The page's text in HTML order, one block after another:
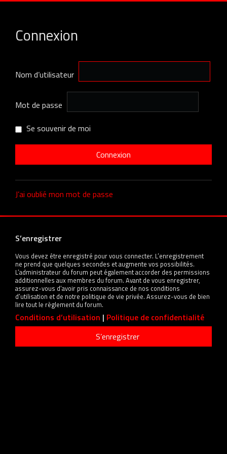
Connexion
Nom d’utilisateur
Mot de passe
Se souvenir de moi
J’ai oublié mon mot de passe
S’enregistrer
Vous devez être enregistré pour vous connecter. L’enregistrement
ne prend que quelques secondes et augmente vos possibilités.
L’administrateur du forum peut également accorder des permissions
additionnelles aux membres du forum. Avant de vous enregistrer,
assurez-vous d’avoir pris connaissance de nos conditions
d’utilisation et de notre politique de vie privée. Assurez-vous de bien
lire tout le règlement du forum.
Conditions d’utilisation | Politique de confidentialité
S’enregistrer